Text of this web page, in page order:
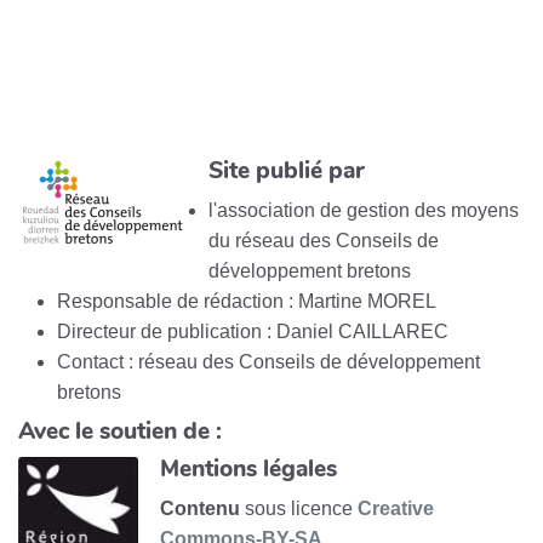
Site publié par
l'association de gestion des moyens
du réseau des Conseils de
développement bretons
Responsable de rédaction : Martine MOREL
Directeur de publication : Daniel CAILLAREC
Contact : réseau des Conseils de développement
bretons
Avec le soutien de :
Mentions légales
Contenu sous licence Creative